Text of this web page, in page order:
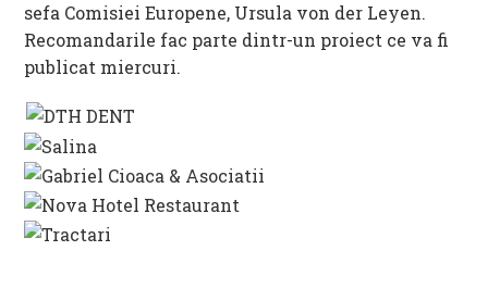
sefa Comisiei Europene, Ursula von der Leyen.
Recomandarile fac parte dintr-un proiect ce va fi
publicat miercuri.